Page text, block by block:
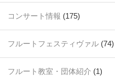
コンサート情報 (175)
フルートフェスティヴァル (74)
フルート教室・団体紹介 (1)